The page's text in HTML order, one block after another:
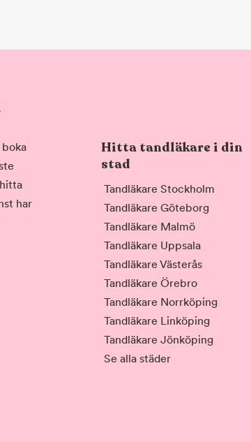
har
Hitta tandläkare i din
stad
Tandläkare Stockholm
Tandläkare Göteborg
Tandläkare Malmö
Tandläkare Uppsala
Tandläkare Västerås
Tandläkare Örebro
Tandläkare Norrköping
Tandläkare Linköping
Tandläkare Jönköping
Se alla städer